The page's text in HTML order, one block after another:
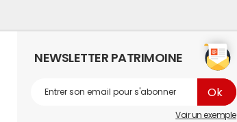
NEWSLETTER PATRIMOINE
Voir un exemple